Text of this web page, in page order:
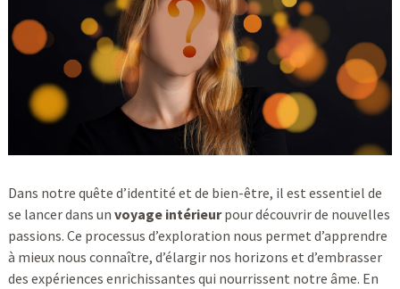
Dans notre quête d’identité et de bien-être, il est essentiel de
se lancer dans un voyage intérieurpour découvrir de nouvelles
passions. Ce processus d’exploration nous permet d’apprendre
à mieux nous connaître, d’élargir nos horizons et d’embrasser
des expériences enrichissantes qui nourrissent notre âme. En